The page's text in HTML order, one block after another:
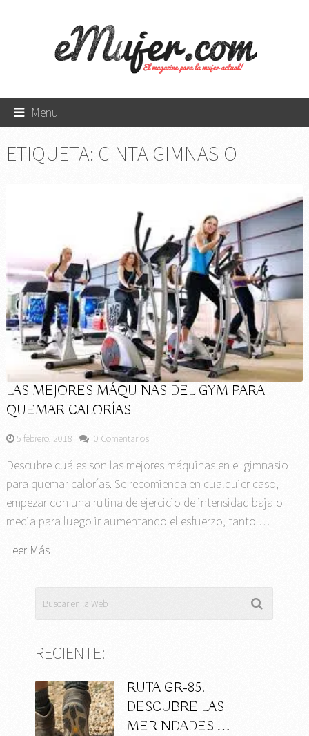
Menu
ETIQUETA: CINTA GIMNASIO
LAS MEJORES MÁQUINAS DEL GYM PARA
QUEMAR CALORÍAS
5 febrero, 2018 0 Comentarios
Descubre cuáles son las mejores máquinas en el gimnasio
para quemar calorías. Se recomienda en cualquier caso,
empezar con una rutina de ejercicio de intensidad baja o
media para luego ir aumentando el esfuerzo, tanto …
Leer Más
RECIENTE:
RUTA GR-85.
DESCUBRE LAS
MERINDADES …